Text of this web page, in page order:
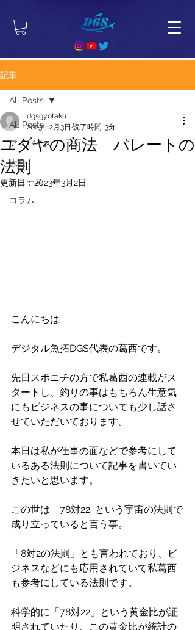
記事
All Posts
アドバイス
大会
ニュース
コラム
All Posts
ユダヤの商法 パレートの
法則
dgsgyotaku
2023年2月3日 読了時間: 3分
更新日：2023年3月2日
こんにちは
デジタル魚拓DGS代表の葛西です。
先日スポニチの方で私葛西の連載がス
タートし、釣りの事はもちろん生意気
にもビジネスの事についても少し話さ
せていただいております。
本日は私が仕事の面などで参考にして
いるある法則について記事を書いてい
きたいと思います。
この世は　78対22  という宇宙の法則で
成り立っていると言う事。
「8対2の法則」とも言われており、ビ
ジネスなどにも応用されていて私葛西
も参考にしている法則です。
科学的に「78対22」という黄金比が証
明されていたり、この黄金比が統計の